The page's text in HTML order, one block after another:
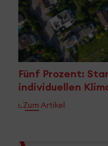
Fünf Prozent:
individuellen
Zum Artikel